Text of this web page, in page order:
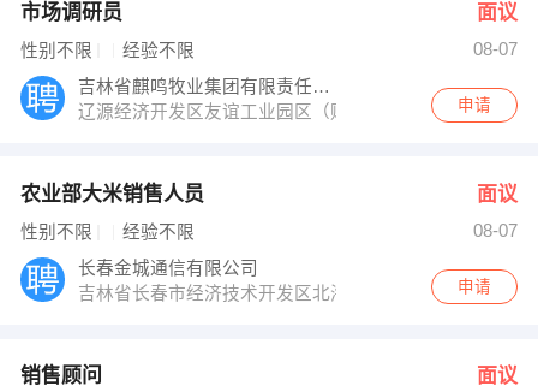
市场调研员 面议
性别不限 经验不限
08-07
吉林省麒鸣牧业集团有限责任公司
辽源经济开发区友谊工业园区（财富广场西侧）申请
农业部大米销售人员 面议
性别不限 经验不限
08-07
长春金城通信有限公司
吉林省长春市经济技术开发区北海路382号，北海路与萧
申请
销售顾问 面议